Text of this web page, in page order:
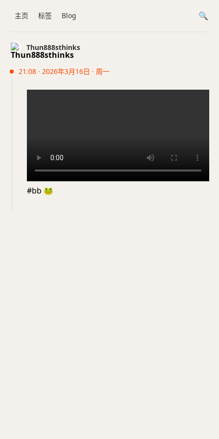
Thun888sthinks
21:08 · 2026年3月16日 · 周一
#bb 🐸
主页 标签 Blog